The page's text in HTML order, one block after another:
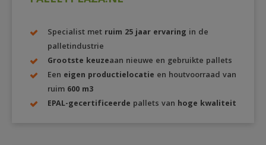
Specialist met ruim 25 jaar ervaring in de
palletindustrie
Grootste keuzeaan nieuwe en gebruikte pallets
Een eigen productielocatie en houtvoorraad van
ruim 600 m3
EPAL-gecertificeerde pallets van hoge kwaliteit